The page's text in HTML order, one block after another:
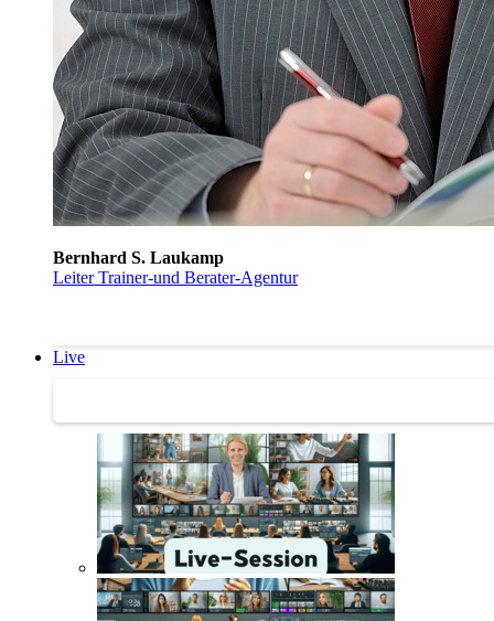
Bernhard S. Laukamp
Leiter Trainer-und Berater-Agentur
Live